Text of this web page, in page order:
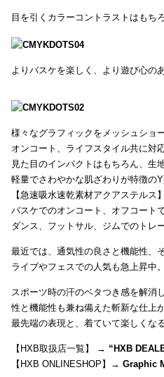
目を引くカラーコントラストはもち
よりバスケを楽しく、より遊び心の
様々なグラフィックをメッシュショ
オンコート、ライフスタイル共に対
見た目のインパクトはもちろん、生
軽量でさわやかな肌ざわりが特徴の
【急速吸水速乾素材アクアステルス
バスケでのオンコート、オフコート
ダンス、フットサル、ジムでのトレ
最近では、通気性の良さと機能性、
ライブやフェスでの人気も急上昇中。
スポーツ時の汗のベタつき感を解消
性と機能性も兼ね備えた斬新な仕上
最先端の表現と、着ていて楽しくな
【HXB取扱店一覧】 → “HXB
【HXB ONLINESHOP】→ Graphic